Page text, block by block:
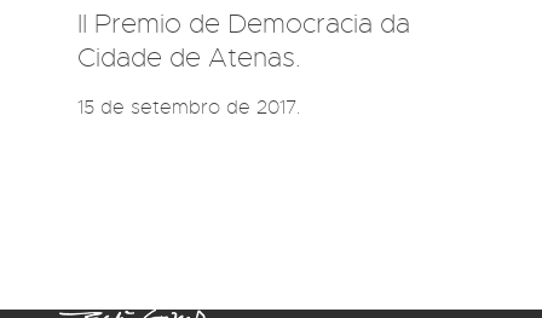
II Premio de Democracia da
Cidade de Atenas.
15 de setembro de 2017.